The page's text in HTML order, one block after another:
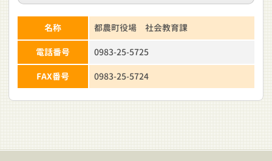
名称 都農町役場 社会教育課
電話番号 0983-25-5725
FAX番号 0983-25-5724